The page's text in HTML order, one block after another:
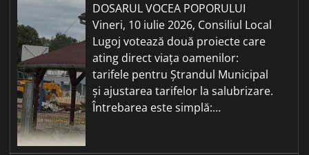
DOSARUL VOCEA POPORULUI
Vineri, 10 iulie 2026, Consiliul Local
Lugoj votează două proiecte care
ating direct viața oamenilor:
tarifele pentru Ștrandul Municipal
și ajustarea tarifelor la salubrizare.
Întrebarea este simplă:…